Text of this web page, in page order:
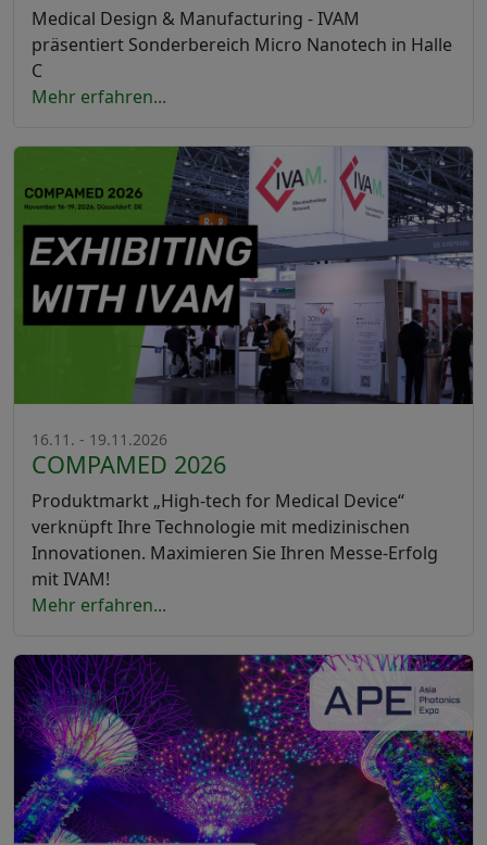
Medical Design & Manufacturing - IVAM
präsentiert Sonderbereich Micro Nanotech in Halle
C
Mehr erfahren...
16.11. - 19.11.2026
COMPAMED 2026
Produktmarkt „High-tech for Medical Device“
verknüpft Ihre Technologie mit medizinischen
Innovationen. Maximieren Sie Ihren Messe-Erfolg
mit IVAM!
Mehr erfahren...